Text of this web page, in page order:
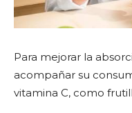
Para mejorar la
acompañar su
vitamina C, como